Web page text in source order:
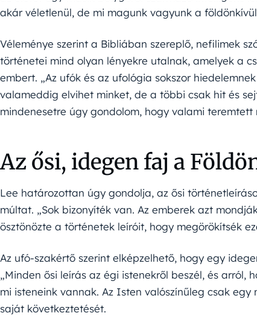
akár véletlenül, de mi magunk vagyunk a
Véleménye szerint a Bibliában szereplő, nefilimek
történetei mind olyan lényekre utalnak, amelyek a
embert. „Az ufók és az ufológia sokszor
valameddig elvihet minket, de a többi csak hit és
mindenesetre úgy gondolom, hogy valami teremtett
Az ősi, idegen faj a
Lee határozottan úgy gondolja, az ősi
múltat. „Sok bizonyíték van. Az emberek azt
ösztönözte a történetek leíróit, hogy megörökítsék
Az ufó-szakértő szerint elképzelhető, hogy egy
„Minden ősi leírás az égi istenekről beszél, és
mi isteneink vannak. Az Isten valószínűleg csak
saját következtetését.